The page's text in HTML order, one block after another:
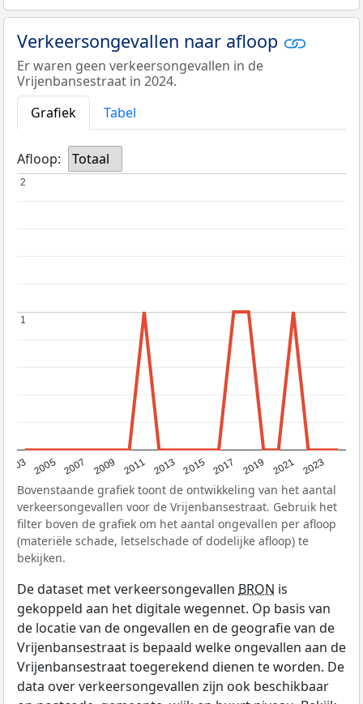
Verkeersongevallen naar afloop
Er waren geen verkeersongevallen in de
Vrijenbansestraat in 2024.
Grafiek
Tabel
Afloop: Totaal
2003 2005 2007 2009 2011 2013 2015 2017 2019 2021 2023
1
1
2
2
Bovenstaande grafiek toont de ontwikkeling van het aantal
verkeersongevallen voor de Vrijenbansestraat. Gebruik het
filter boven de grafiek om het aantal ongevallen per afloop
(materiële schade, letselschade of dodelijke afloop) te
bekijken.
De dataset met verkeersongevallen BRON is
gekoppeld aan het digitale wegennet. Op basis van
de locatie van de ongevallen en de geografie van de
Vrijenbansestraat is bepaald welke ongevallen aan de
Vrijenbansestraat toegerekend dienen te worden. De
data over verkeersongevallen zijn ook beschikbaar